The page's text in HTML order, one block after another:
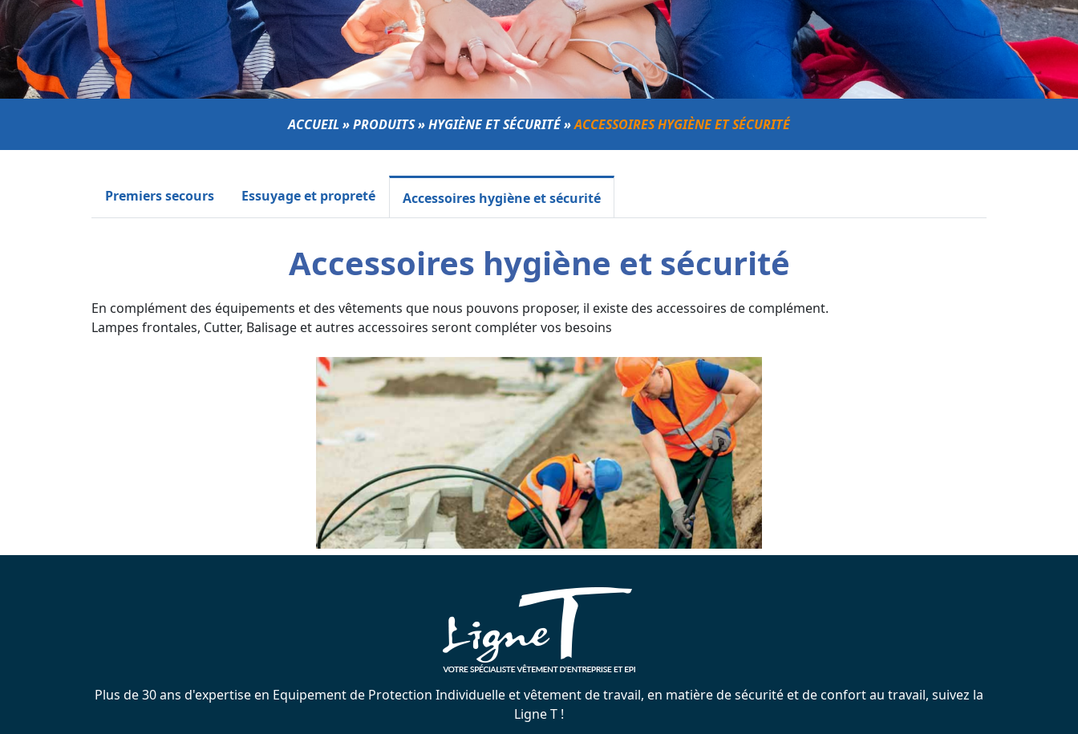
ACCUEIL»PRODUITS»HYGIÈNE ET SÉCURITÉ»ACCESSOIRES HYGIÈNE ET SÉCURITÉ
Premiers secours Essuyage et propreté Accessoires hygiène et sécurité
Accessoires hygiène et sécurité
En complément des équipements et des vêtements que nous pouvons proposer, il existe des accessoires de complément.
Lampes frontales, Cutter, Balisage et autres accessoires seront compléter vos besoins
Plus de 30 ans d'expertise en Equipement de Protection Individuelle et vêtement de travail, en matière de sécurité et de confort au travail, suivez la
Ligne T !